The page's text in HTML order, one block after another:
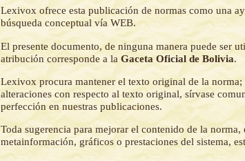
Lexivox ofrece esta publicación de normas como una
búsqueda conceptual vía WEB.
El presente documento, de ninguna manera puede ser
atribución corresponde a laGaceta Oficial de Bolivia.
Lexivox procura mantener el texto original de la
alteraciones con respecto al texto original, sírvase
perfección en nuestras publicaciones.
Toda sugerencia para mejorar el contenido de la
metainformación, gráficos o prestaciones del sistema,